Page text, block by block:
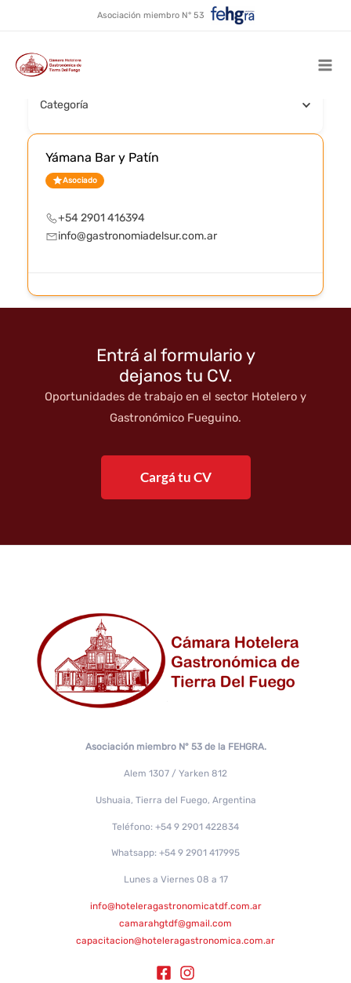
contenido
Asociación miembro N° 53
Catering
Buscar por nombre
Categoría
Yámana Bar y Patín
Asociado
+54 2901 416394
info@gastronomiadelsur.com.ar
Entrá al formulario y
dejanos tu CV.
Oportunidades de trabajo en el sector Hotelero y
Gastronómico Fueguino.
Cargá tu CV
Asociación miembro N° 53 de la FEHGRA.
Alem 1307 / Yarken 812
Ushuaia, Tierra del Fuego, Argentina
Teléfono: +54 9 2901 422834
Whatsapp: +54 9 2901 417995
Lunes a Viernes 08 a 17
info@hoteleragastronomicatdf.com.ar
camarahgtdf@gmail.com
capacitacion@hoteleragastronomica.com.ar